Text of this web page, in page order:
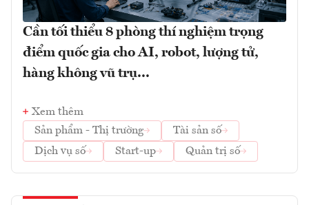
Cần tối thiểu 8 phòng thí nghiệm trọng
điểm quốc gia cho AI, robot, lượng tử,
hàng không vũ trụ...
Xem thêm
Sản phẩm - Thị trường
Tài sản số
Dịch vụ số
Start-up Quản trị số